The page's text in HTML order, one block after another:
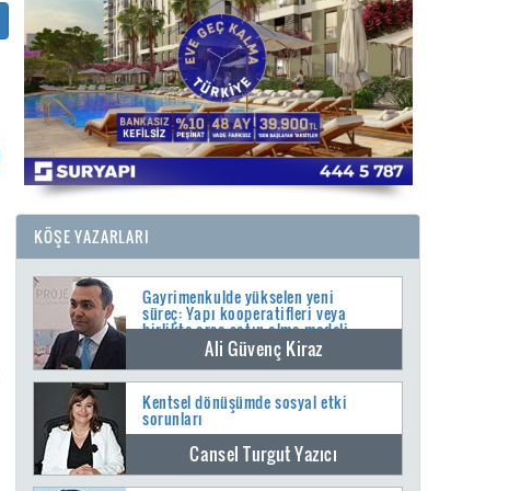
KÖŞE YAZARLARI
Gayrimenkulde yükselen yeni
süreç: Yapı kooperatifleri veya
birlikte arsa satın alma modeli
Ali Güvenç Kiraz
Kentsel dönüşümde sosyal etki
sorunları
Cansel Turgut Yazıcı